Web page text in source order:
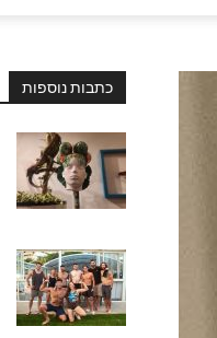
כתבות נוספות